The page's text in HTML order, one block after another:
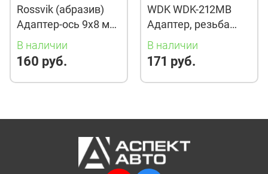
Rossvik (абразив)
Адаптер-ось 9х8 мм,
434
В наличии
160 руб.
WDK WDK-212MB
Адаптер, резьба
1/2"-1/2", внешняя,
латунь
В наличии
171 руб.